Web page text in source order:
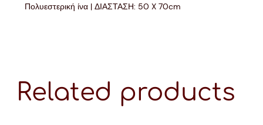
Πολυεστερική ίνα | ΔΙΑΣΤΑΣΗ: 50 X 70cm
Related products